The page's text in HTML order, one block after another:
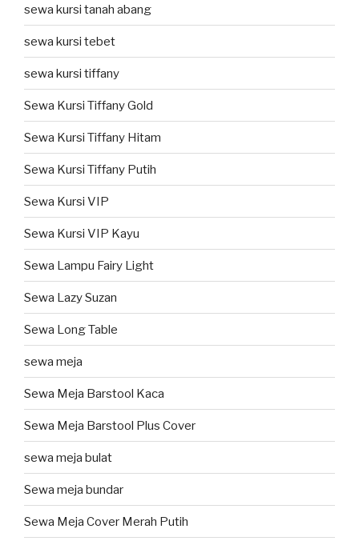
sewa kursi tanah abang
sewa kursi tebet
sewa kursi tiffany
Sewa Kursi Tiffany Gold
Sewa Kursi Tiffany Hitam
Sewa Kursi Tiffany Putih
Sewa Kursi VIP
Sewa Kursi VIP Kayu
Sewa Lampu Fairy Light
Sewa Lazy Suzan
Sewa Long Table
sewa meja
Sewa Meja Barstool Kaca
Sewa Meja Barstool Plus Cover
sewa meja bulat
Sewa meja bundar
Sewa Meja Cover Merah Putih